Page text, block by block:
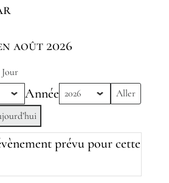
août 2026
Jour
Année
prévu pour cette